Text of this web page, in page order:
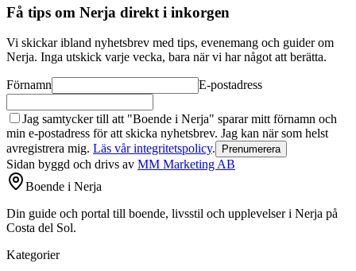
Få tips om Nerja direkt i inkorgen
Vi skickar ibland nyhetsbrev med tips, evenemang och guider om
Nerja. Inga utskick varje vecka, bara när vi har något att berätta.
Förnamn E-postadress
Jag samtycker till att "Boende i Nerja" sparar mitt förnamn och
min e-postadress för att skicka nyhetsbrev. Jag kan när som helst
avregistrera mig. Läs vår integritetspolicy. Prenumerera
Sidan byggd och drivs av MM Marketing AB
Boende i Nerja
Din guide och portal till boende, livsstil och upplevelser i Nerja på
Costa del Sol.
Kategorier